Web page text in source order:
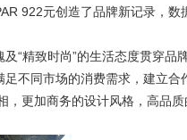
922元创造了品牌新记录，数
“精致时尚”的生活态度贯穿品
不同市场的消费需求，建立合
，更加商务的设计风格，高品质